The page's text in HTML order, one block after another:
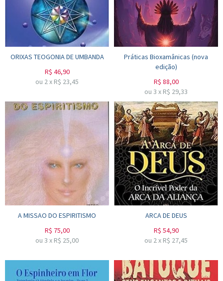
ORIXAS TEOGONIA DE UMBANDA
R$ 46,90
ou 2x R$ 23,45
Práticas Bioxamânicas (nova
edição)
R$ 88,00
ou 3 x R$ 29,33
A MISSAO DO ESPIRITISMO
R$ 75,00
ou 3 x R$ 25,00
ARCA DE DEUS
R$ 54,90
ou 2x R$ 27,45